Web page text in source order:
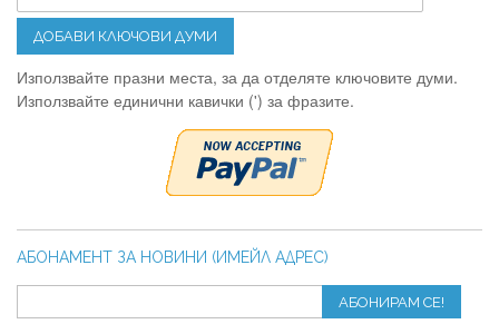
ДОБАВИ КЛЮЧОВИ ДУМИ
Използвайте празни места, за да отделяте ключовите думи.
Използвайте единични кавички (') за фразите.
АБОНАМЕНТ ЗА НОВИНИ (ИМЕЙЛ АДРЕС)
АБОНИРАМ СЕ!